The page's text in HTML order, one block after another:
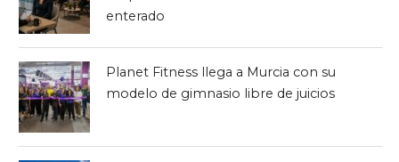
enterado
Planet Fitness llega a Murcia con su
modelo de gimnasio libre de juicios